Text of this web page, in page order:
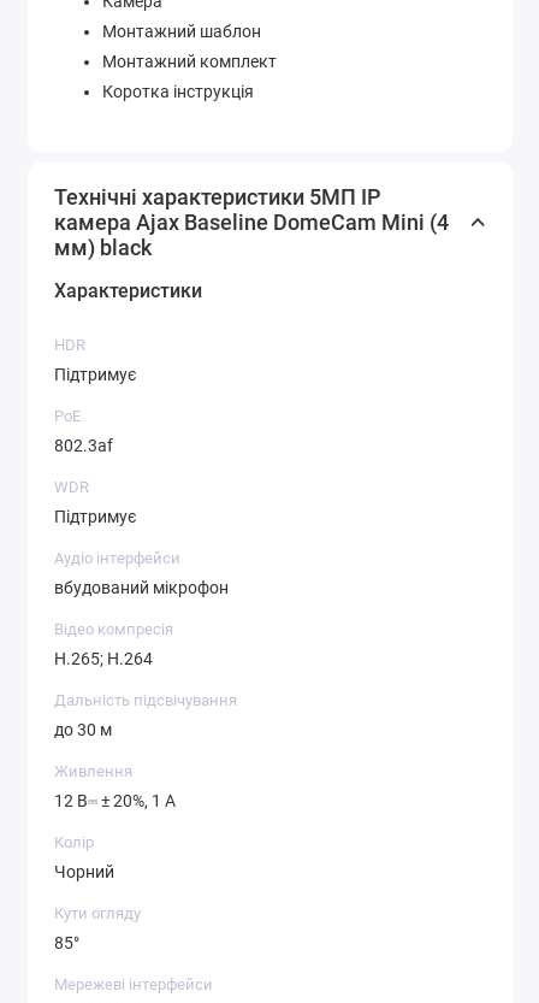
Монтажний шаблон
Монтажний комплект
Коротка інструкція
Технічні характеристики 5МП IP
камера Ajax Baseline DomeCam Mini (4
мм) black
Характеристики
HDR
Підтримує
PoE
802.3af
WDR
Підтримує
Аудіо інтерфейси
вбудований мікрофон
Відео компресія
H.265; H.264
Дальність підсвічування
до 30 м
Живлення
12 В⎓ ± 20%, 1 А
Колір
Чорний
Кути огляду
85°
Мережеві інтерфейси